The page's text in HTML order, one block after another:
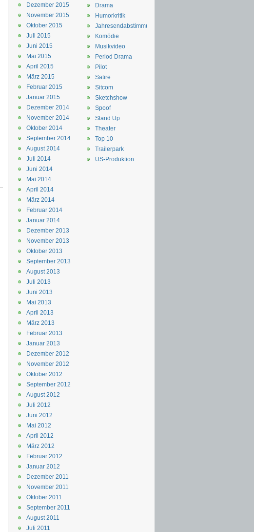
Drama
Humorkritik
Jahresendabstimmung
Komödie
Musikvideo
Period Drama
Pilot
Satire
Sitcom
Sketchshow
Spoof
Stand Up
Theater
Top 10
Trailerpark
US-Produktion
Dezember 2015
November 2015
Oktober 2015
Juli 2015
Juni 2015
Mai 2015
April 2015
März 2015
Februar 2015
Januar 2015
Dezember 2014
November 2014
Oktober 2014
September 2014
August 2014
Juli 2014
Juni 2014
Mai 2014
April 2014
März 2014
Februar 2014
Januar 2014
Dezember 2013
November 2013
Oktober 2013
September 2013
August 2013
Juli 2013
Juni 2013
Mai 2013
April 2013
März 2013
Februar 2013
Januar 2013
Dezember 2012
November 2012
Oktober 2012
September 2012
August 2012
Juli 2012
Juni 2012
Mai 2012
April 2012
März 2012
Februar 2012
Januar 2012
Dezember 2011
November 2011
Oktober 2011
September 2011
August 2011
Juli 2011